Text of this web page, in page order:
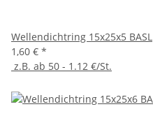
Wellendichtring 15x25x5 BASL
1,60 € *
z.B. ab 50 - 1.12 €/St.